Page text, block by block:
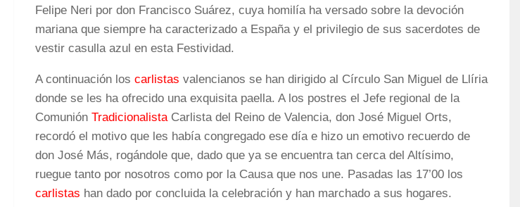
Felipe Neri por don Francisco Suárez, cuya homilía ha versado sobre la devoción
mariana que siempre ha caracterizado a España y el privilegio de sus sacerdotes de
vestir casulla azul en esta Festividad.
A continuación los carlistas valencianos se han dirigido al Círculo San Miguel de Llíria
donde se les ha ofrecido una exquisita paella. A los postres el Jefe regional de la
Comunión TradicionalistaCarlista del Reino de Valencia, don José Miguel Orts,
recordó el motivo que les había congregado ese día e hizo un emotivo recuerdo de
don José Más, rogándole que, dado que ya se encuentra tan cerca del Altísimo,
ruegue tanto por nosotros como por la Causa que nos une. Pasadas las 17’00 los
carlistas han dado por concluida la celebración y han marchado a sus hogares.